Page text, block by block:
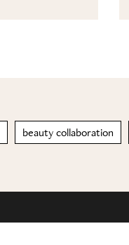
beauty collaboration